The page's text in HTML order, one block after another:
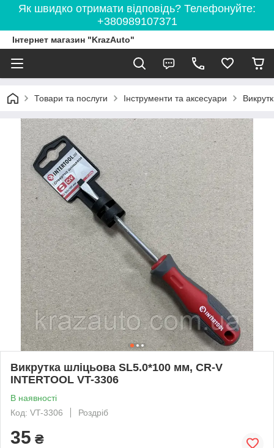
Як швидко отримати відповідь? Телефонуйте:
+380989107371
Інтернет магазин "KrazAuto"
Товари та послуги Інструменти та аксесуари
Викрутка шліцьова SL5.0*100 мм, CR-V
INTERTOOL VT-3306
В наявності
Код: VT-3306
Роздріб
35 ₴